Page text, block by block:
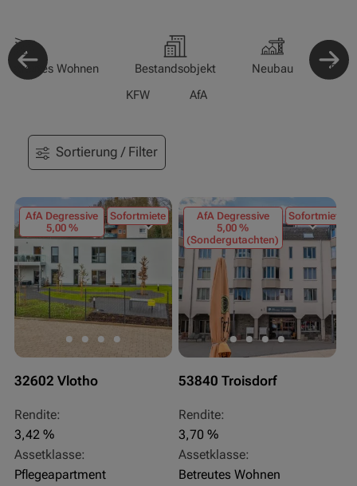
Wohnen Bestandsobjekt Neubau
KFW
AfA
Sortierung / Filter
AfA Degressive
5,00 %
Sofortmiete
32602 Vlotho
Rendite:
3,42 %
Assetklasse:
Pflegeapartment
AfA Degressive
5,00 %
(Sondergutachten)
Sofortmiete
53840 Troisdorf
Rendite:
3,70 %
Assetklasse:
Betreutes Wohnen